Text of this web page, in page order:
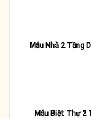
Mẫu Nhà 2 Tầng
Mẫu Biệt Thự 2